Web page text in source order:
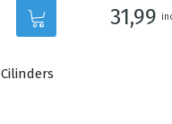
31,99